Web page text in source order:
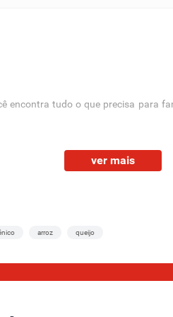
encontra tudo o que precisa para
ele sente que tem um lugar para
ver mais
arroz queijo